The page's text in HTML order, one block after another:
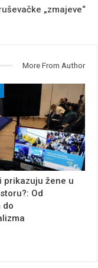
„zmajeve“
More From Author
prikazuju žene u
Od
do